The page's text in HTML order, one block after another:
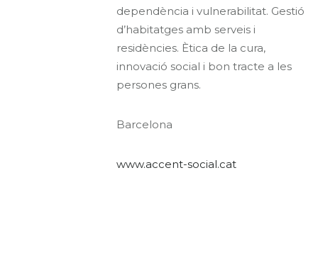
dependència i vulnerabilitat. Gestió
d’habitatges amb serveis i
residències. Ètica de la cura,
innovació social i bon tracte a les
persones grans.
Barcelona
www.accent-social.cat